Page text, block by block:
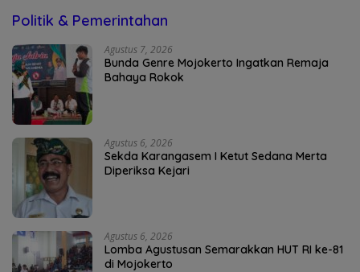
Politik & Pemerintahan
Agustus 7, 2026
Bunda Genre Mojokerto Ingatkan Remaja
Bahaya Rokok
Agustus 6, 2026
Sekda Karangasem I Ketut Sedana Merta
Diperiksa Kejari
Agustus 6, 2026
Lomba Agustusan Semarakkan HUT RI ke-81
di Mojokerto